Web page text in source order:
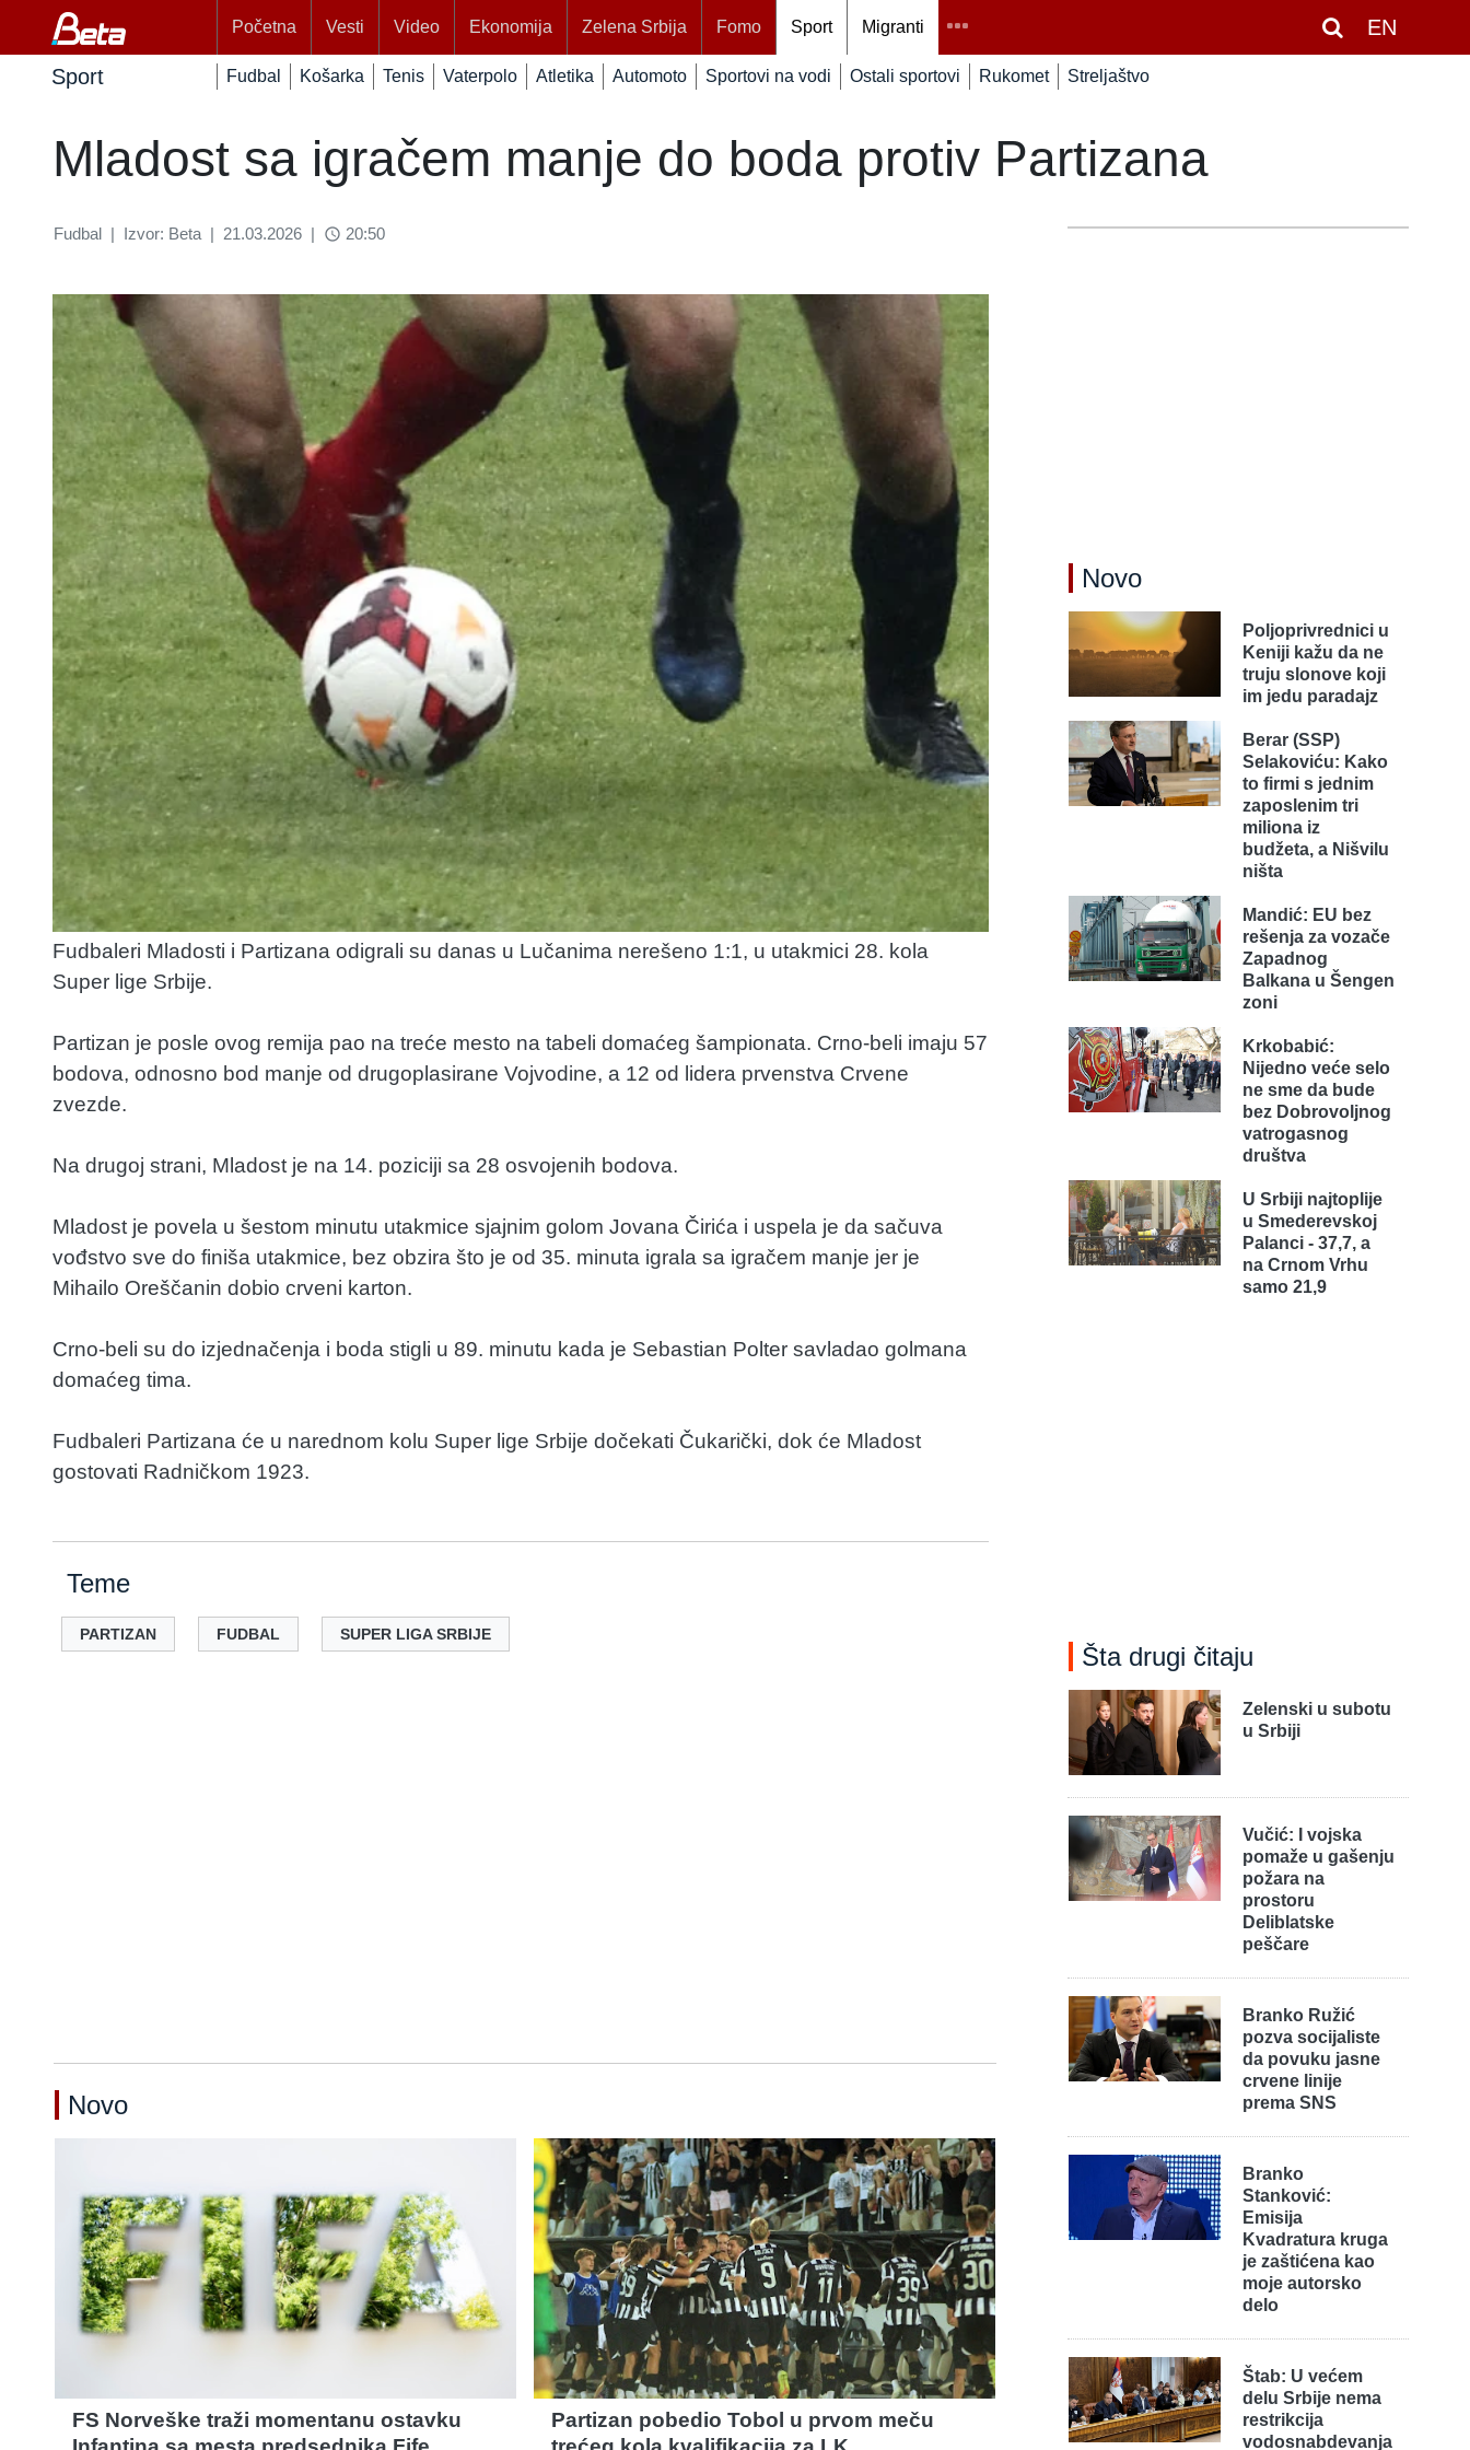
EN
Početna Vesti Video Ekonomija Zelena Srbija Fomo Sport Migranti
Sport Fudbal Košarka Tenis Vaterpolo Atletika Automoto Sportovi na vodi Ostali sportovi Rukomet Streljaštvo
Mladost sa igračem manje do boda protiv Partizana
Fudbal | Izvor: Beta | 21.03.2026 | access_time 20:50
Fudbaleri Mladosti i Partizana odigrali su danas u Lučanima nerešeno 1:1, u utakmici 28. kola
Super lige Srbije.
Partizan je posle ovog remija pao na treće mesto na tabeli domaćeg šampionata. Crno-beli imaju 57
bodova, odnosno bod manje od drugoplasirane Vojvodine, a 12 od lidera prvenstva Crvene
zvezde.
Na drugoj strani, Mladost je na 14. poziciji sa 28 osvojenih bodova.
Mladost je povela u šestom minutu utakmice sjajnim golom Jovana Čirića i uspela je da sačuva
vođstvo sve do finiša utakmice, bez obzira što je od 35. minuta igrala sa igračem manje jer je
Mihailo Oreščanin dobio crveni karton.
Crno-beli su do izjednačenja i boda stigli u 89. minutu kada je Sebastian Polter savladao golmana
domaćeg tima.
Fudbaleri Partizana će u narednom kolu Super lige Srbije dočekati Čukarički, dok će Mladost
gostovati Radničkom 1923.
Teme
PARTIZAN FUDBAL SUPER LIGA SRBIJE
Novo
FS Norveške traži momentanu ostavku
Partizan pobedio Tobol u prvom meču
Novo
Poljoprivrednici u
Keniji kažu da ne
truju slonove koji
im jedu paradajz
Berar (SSP)
Selakoviću: Kako
to firmi s jednim
zaposlenim tri
miliona iz
budžeta, a Nišvilu
ništa
Mandić: EU bez
rešenja za vozače
Zapadnog
Balkana u Šengen
zoni
Krkobabić:
Nijedno veće selo
ne sme da bude
bez Dobrovoljnog
vatrogasnog
društva
U Srbiji najtoplije
u Smederevskoj
Palanci - 37,7, a
na Crnom Vrhu
samo 21,9
Šta drugi čitaju
Zelenski u subotu
u Srbiji
Vučić: I vojska
pomaže u gašenju
požara na
prostoru
Deliblatske
peščare
Branko Ružić
pozva socijaliste
da povuku jasne
crvene linije
prema SNS
Branko
Stanković:
Emisija
Kvadratura kruga
je zaštićena kao
moje autorsko
delo
Štab: U većem
delu Srbije nema
restrikcija
vodosnabdevanja